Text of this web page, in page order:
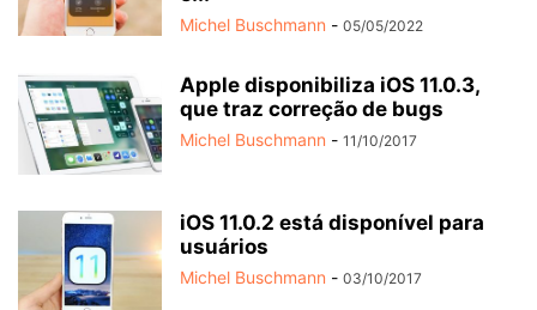
Michel Buschmann - 05/05/2022
Apple disponibiliza iOS 11.0.3,
que traz correção de bugs
Michel Buschmann - 11/10/2017
iOS 11.0.2 está disponível para
usuários
Michel Buschmann - 03/10/2017